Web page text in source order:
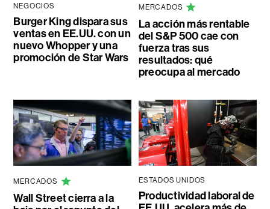
NEGOCIOS
Burger King dispara sus
ventas en EE.UU. con un
nuevo Whopper y una
promoción de Star Wars
MERCADOS
La acción más rentable
del S&P 500 cae con
fuerza tras sus
resultados: qué
preocupa al mercado
MERCADOS
Wall Street cierra a la
ESTADOS UNIDOS
Productividad laboral de